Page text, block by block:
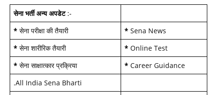
सेना भर्ती अन्य अपडेट:-
* सेना परीक्षा की तैयारी * Sena News
* सेना शारीरिक तैयारी * Online Test
* सेना साक्षात्कार प्रक्रिया * Career Guidance
.All India Sena Bharti